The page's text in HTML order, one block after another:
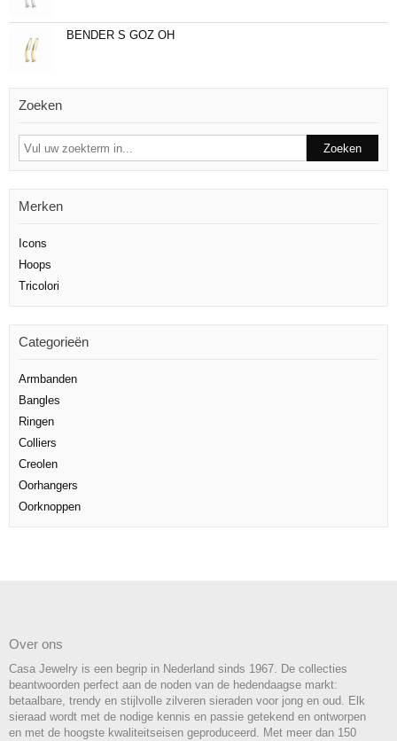
BENDER S GOZ OH
Zoeken
Merken
Icons
Hoops
Tricolori
Categorieën
Armbanden
Bangles
Ringen
Colliers
Creolen
Oorhangers
Oorknoppen
Over ons
Casa Jewelry is een begrip in Nederland sinds 1967. De collecties
beantwoorden perfect aan de noden van de hedendaagse markt:
betaalbare, trendy en stijlvolle zilveren sieraden voor jong en oud. Elk
sieraad wordt met de nodige kennis en passie getekend en ontworpen
en met de hoogste kwaliteitseisen geproduceerd. Met meer dan 150